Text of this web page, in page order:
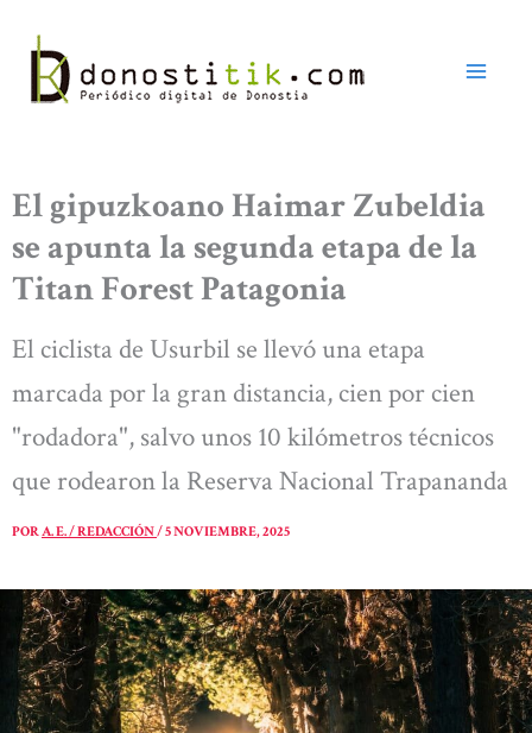
contenido
El gipuzkoano Haimar Zubeldia
se apunta la segunda etapa de la
Titan Forest Patagonia
El ciclista de Usurbil se llevó una etapa
marcada por la gran distancia, cien por cien
"rodadora", salvo unos 10 kilómetros técnicos
que rodearon la Reserva Nacional Trapananda
PORA. E. / REDACCIÓN/5 NOVIEMBRE, 2025